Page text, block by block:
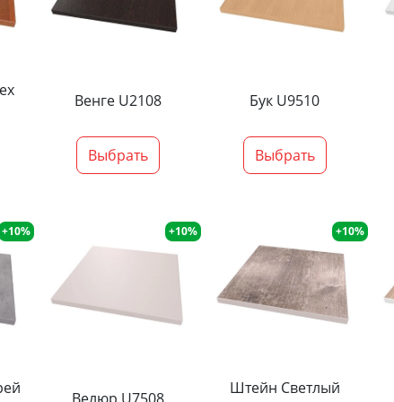
Венге U2108
Выбрать
Бук U9510
Выбрать
+10% +10% +10%
Штейн Светлый